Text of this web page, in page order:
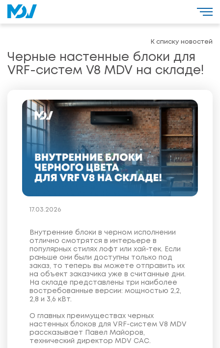
Черные настенные блоки для
VRF-систем V8 MDV на складе!
К списку новостей
17.03.2026
Внутренние блоки в черном исполнении
отлично смотрятся в интерьере в
популярных стилях лофт или хай-тек. Если
раньше они были доступны только под
заказ, то теперь вы можете отправить их
на объект заказчика уже в считанные дни.
На складе представлены три наиболее
востребованные версии: мощностью 2,2,
2,8 и 3,6 кВт.
О главных преимуществах черных
настенных блоков для VRF-систем V8 MDV
рассказывает Павел Майоров,
технический директор MDV CAC.